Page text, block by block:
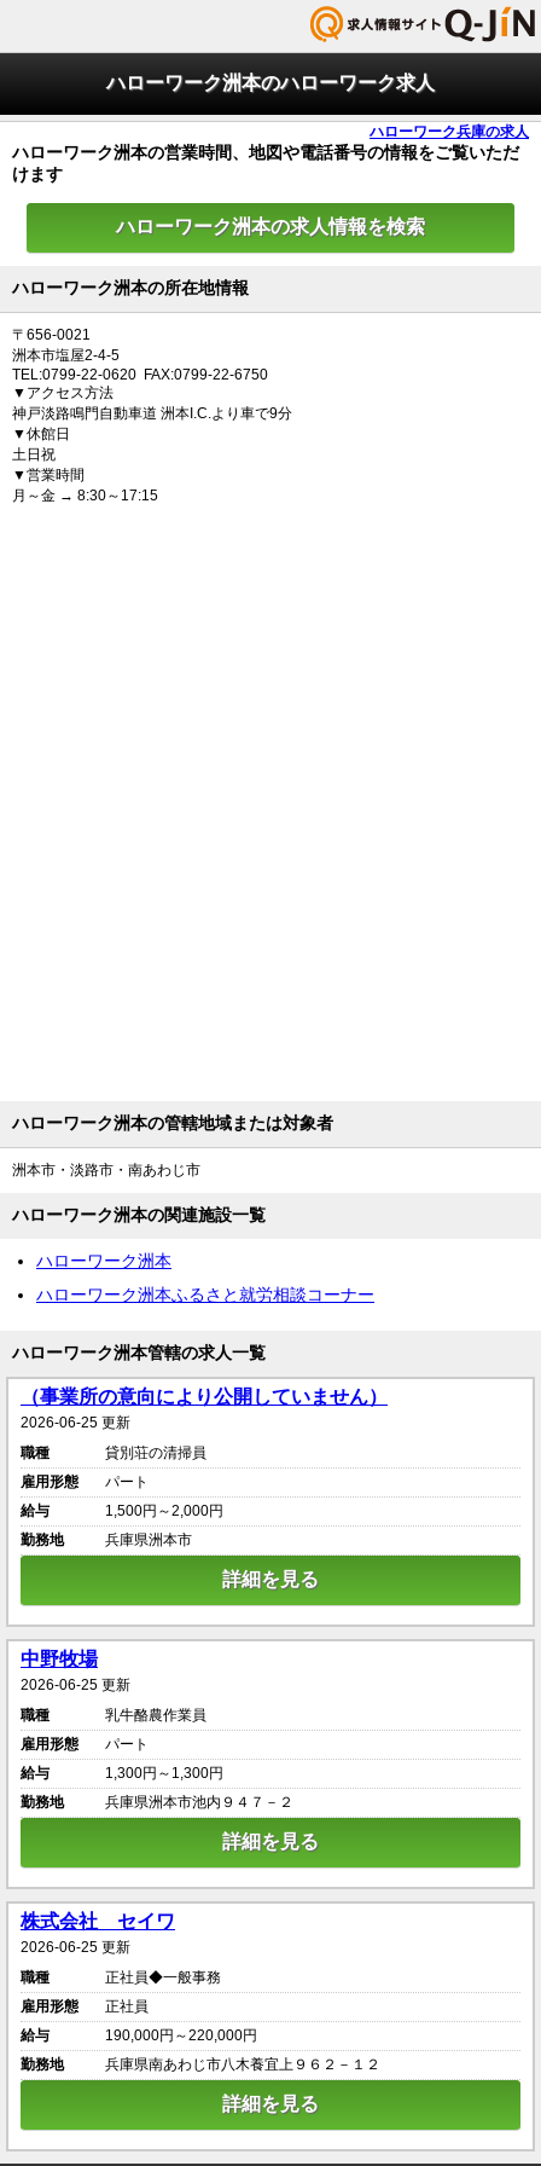
ハローワーク洲本のハローワーク求人
ハローワーク兵庫の求人
ハローワーク洲本の営業時間、地図や電話番号の情報をご覧いただ
けます
ハローワーク洲本の求人情報を検索
ハローワーク洲本の所在地情報
〒656-0021
洲本市塩屋2-4-5
TEL:0799-22-0620 FAX:0799-22-6750
▼アクセス方法
神戸淡路鳴門自動車道 洲本I.C.より車で9分
▼休館日
土日祝
▼営業時間
月～金 → 8:30～17:15
ハローワーク洲本の管轄地域または対象者
洲本市・淡路市・南あわじ市
ハローワーク洲本の関連施設一覧
ハローワーク洲本
ハローワーク洲本ふるさと就労相談コーナー
ハローワーク洲本管轄の求人一覧
（事業所の意向により公開していません）
2026-06-25 更新
職種
貸別荘の清掃員
雇用形態
パート
給与
1,500円～2,000円
勤務地
兵庫県洲本市
詳細を見る
中野牧場
2026-06-25 更新
職種
乳牛酪農作業員
雇用形態
パート
給与
1,300円～1,300円
勤務地
兵庫県洲本市池内９４７－２
詳細を見る
株式会社 セイワ
2026-06-25 更新
職種
正社員◆一般事務
雇用形態
正社員
給与
190,000円～220,000円
勤務地
兵庫県南あわじ市八木養宜上９６２－１２
詳細を見る